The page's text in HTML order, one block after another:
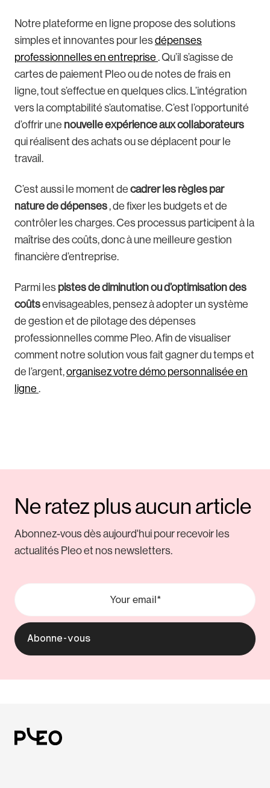
Notre plateforme en ligne propose des solutions
simples et innovantes pour les dépenses
professionnelles en entreprise . Qu’il s’agisse de
cartes de paiement Pleo ou de notes de frais en
ligne, tout s’effectue en quelques clics. L’intégration
vers la comptabilité s’automatise. C’est l’opportunité
d’offrir une nouvelle expérience aux collaborateurs
qui réalisent des achats ou se déplacent pour le
travail.
C’est aussi le moment de cadrer les règles par
nature de dépenses, de fixer les budgets et de
contrôler les charges. Ces processus participent à la
maîtrise des coûts, donc à une meilleure gestion
financière d’entreprise.
Parmi les pistes de diminution ou d’optimisation des
coûtsenvisageables, pensez à adopter un système
de gestion et de pilotage des dépenses
professionnelles comme Pleo. Afin de visualiser
comment notre solution vous fait gagner du temps et
de l’argent,organisez votre démo personnalisée en
ligne .
Ne ratez plus aucun article
Abonnez-vous dès aujourd'hui pour recevoir les
actualités Pleo et nos newsletters.